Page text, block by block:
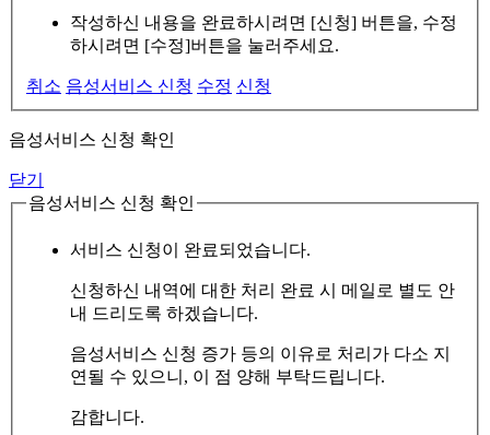
작성하신 내용을 완료하시려면 [신청] 버튼을, 수정
하시려면 [수정]버튼을 눌러주세요.
취소 음성서비스 신청 수정 신청
음성서비스 신청 확인
닫기
음성서비스 신청 확인
서비스 신청이 완료되었습니다.
신청하신 내역에 대한 처리 완료 시 메일로 별도 안
내 드리도록 하겠습니다.
음성서비스 신청 증가 등의 이유로 처리가 다소 지
연될 수 있으니, 이 점 양해 부탁드립니다.
감합니다.